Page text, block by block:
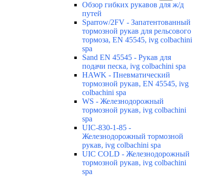
Обзор гибких рукавов для ж/д
путей
Sparrow/2FV - Запатентованный
тормозной рукав для рельсового
тормоза, EN 45545, ivg colbachini
spa
Sand EN 45545 - Рукав для
подачи песка, ivg colbachini spa
HAWK - Пневматический
тормозной рукав, EN 45545, ivg
colbachini spa
WS - Железнодорожный
тормозной рукав, ivg colbachini
spa
UIC-830-1-85 -
Железнодорожный тормозной
рукав, ivg colbachini spa
UIC COLD - Железнодорожный
тормозной рукав, ivg colbachini
spa